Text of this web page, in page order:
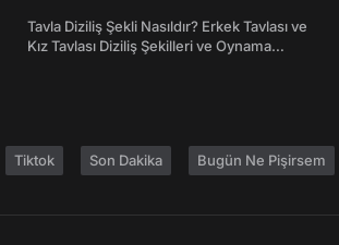
Tavla Diziliş Şekli Nasıldır? Erkek Tavlası ve
Kız Tavlası Diziliş Şekilleri ve Oynama
Tiktok Son Dakika Bugün Ne Pişirsem